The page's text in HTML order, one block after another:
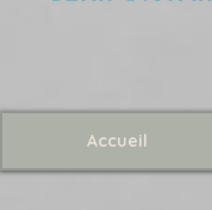
Accueil